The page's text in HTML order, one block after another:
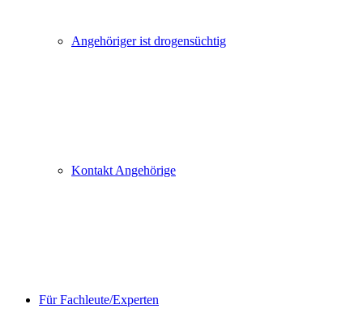
Angehöriger ist drogensüchtig
Kontakt Angehörige
Für Fachleute/Experten